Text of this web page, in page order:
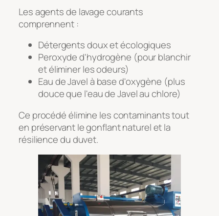
Les agents de lavage courants
comprennent :
Détergents doux et écologiques
Peroxyde d'hydrogène (pour blanchir
et éliminer les odeurs)
Eau de Javel à base d'oxygène (plus
douce que l'eau de Javel au chlore)
Ce procédé élimine les contaminants tout
en préservant le gonflant naturel et la
résilience du duvet.